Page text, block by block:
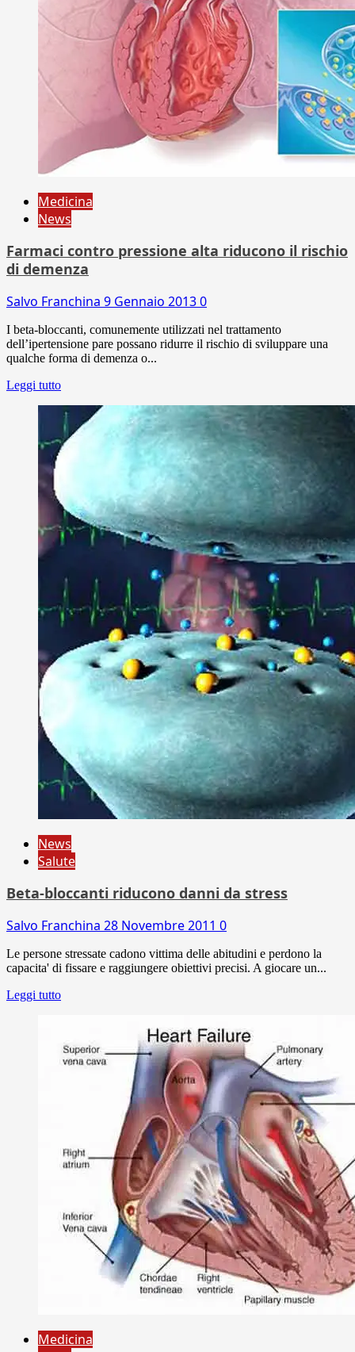
Medicina
News
Farmaci contro pressione alta riducono il rischio
di demenza
Salvo Franchina 9 Gennaio 20130
I beta-bloccanti, comunemente utilizzati nel trattamento
dell’ipertensione pare possano ridurre il rischio di sviluppare una
qualche forma di demenza o...
Leggi tutto
News
Salute
Beta-bloccanti riducono danni da stress
Salvo Franchina 28 Novembre 2011 0
Le persone stressate cadono vittima delle abitudini e perdono la
capacita' di fissare e raggiungere obiettivi precisi. A giocare un...
Leggi tutto
Medicina